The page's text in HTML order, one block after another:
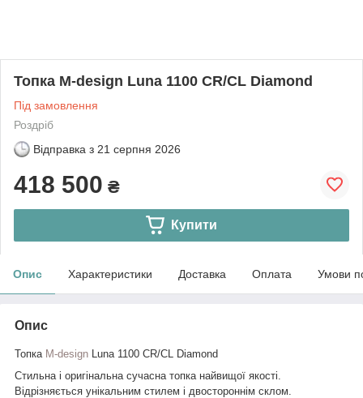
Топка M-design Luna 1100 CR/CL Diamond
Під замовлення
Роздріб
Відправка з 21 серпня 2026
418 500 ₴
Купити
Опис Характеристики Доставка Оплата Умови
Опис
Топка M-design Luna 1100 CR/CL Diamond
Стильна і оригінальна сучасна топка найвищої якості.
Відрізняється унікальним стилем і двостороннім склом.